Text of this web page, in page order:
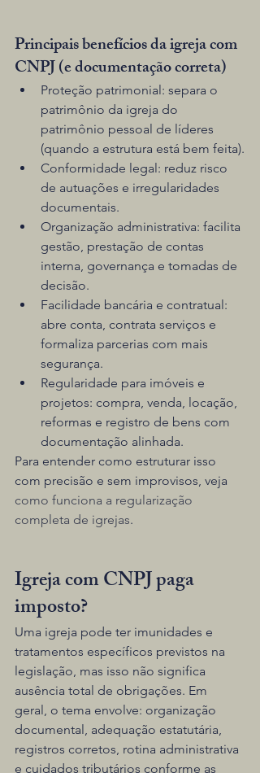
Principais benefícios da igreja com
CNPJ (e documentação correta)
Proteção patrimonial: separa o
patrimônio da igreja do
patrimônio pessoal de líderes
(quando a estrutura está bem feita).
Conformidade legal: reduz risco
de autuações e irregularidades
documentais.
Organização administrativa: facilita
gestão, prestação de contas
interna, governança e tomadas de
decisão.
Facilidade bancária e contratual:
abre conta, contrata serviços e
formaliza parcerias com mais
segurança.
Regularidade para imóveis e
projetos: compra, venda, locação,
reformas e registro de bens com
documentação alinhada.
Para entender como estruturar isso
com precisão e sem improvisos, veja
como funciona a regularização
completa de igrejas.
Igreja com CNPJ paga
imposto?
Uma igreja pode ter imunidades e
tratamentos específicos previstos na
legislação, mas isso não significa
ausência total de obrigações. Em
geral, o tema envolve: organização
documental, adequação estatutária,
registros corretos, rotina administrativa
e cuidados tributários conforme as